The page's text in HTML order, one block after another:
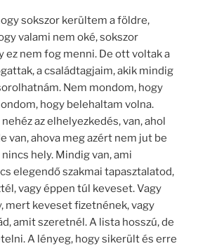
sokszor kerültem a földre,
valami nem oké, sokszor
ez nem fog menni. De ott voltak a
a családtagjaim, akik mindig
Nem mondom, hogy
hogy belehaltam volna.
az elhelyezkedés, van, ahol
van, ahova meg azért nem jut be
hely. Mindig van, ami
elegendő szakmai tapasztalatod,
vagy éppen túl keveset. Vagy
mert keveset fizetnének, vagy
amit szeretnél. A lista hosszú, de
A lényeg, hogy sikerült és erre